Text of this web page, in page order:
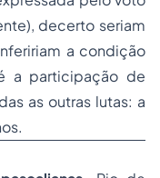
decerto seriam
a condição
a participação de
as outras lutas: a